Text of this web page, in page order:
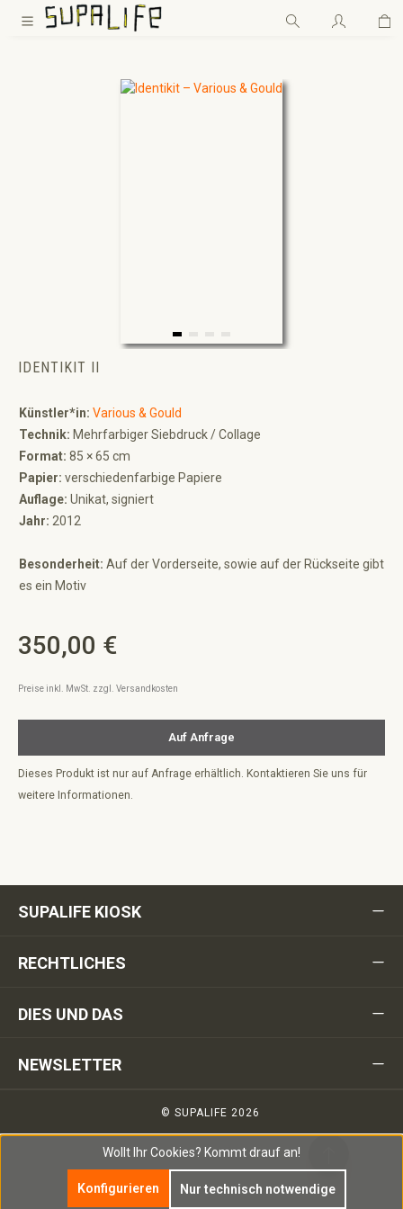
Zum Hauptinhalt springen
IDENTIKIT II
Künstler*in: Various & Gould
Technik: Mehrfarbiger Siebdruck / Collage
Format: 85 × 65 cm
Papier: verschiedenfarbige Papiere
Auflage: Unikat, signiert
Jahr: 2012
Besonderheit: Auf der Vorderseite, sowie auf der Rückseite gibt
es ein Motiv
Regulärer Preis:
350,00 €
Preise inkl. MwSt. zzgl. Versandkosten
Auf Anfrage
Dieses Produkt ist nur auf Anfrage erhältlich. Kontaktieren Sie uns für
weitere Informationen.
SUPALIFE KIOSK
RECHTLICHES
DIES UND DAS
NEWSLETTER
© SUPALIFE 2026
Wollt Ihr Cookies? Kommt drauf an!
Nur technisch notwendige
Konfigurieren